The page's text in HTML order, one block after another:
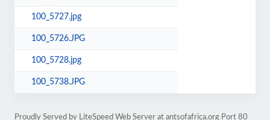
100_5727.jpg
100_5726.JPG
100_5728.jpg
100_5738.JPG
Proudly Served by LiteSpeed Web Server at antsofafrica.org Port 80